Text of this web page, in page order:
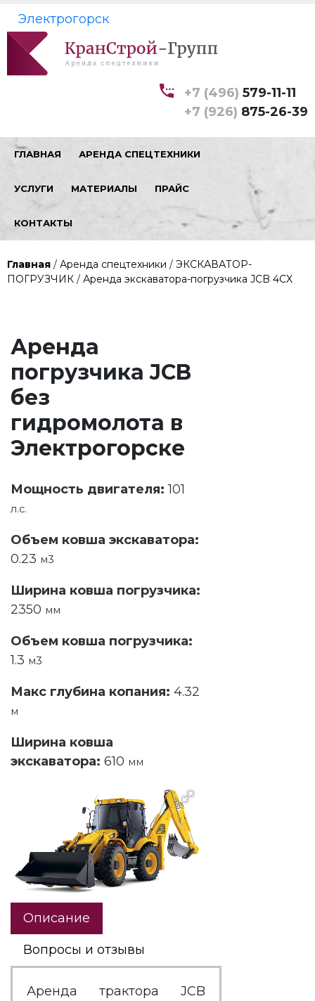
+7 (496) 579-11-11
+7 (926) 875-26-39
Электрогорск
ГЛАВНАЯ АРЕНДА СПЕЦТЕХНИКИ
УСЛУГИ МАТЕРИАЛЫ ПРАЙС
КОНТАКТЫ
Главная / Аренда спецтехники / ЭКСКАВАТОР-
ПОГРУЗЧИК / Аренда экскаватора-погрузчика JCB 4CX
Аренда
погрузчика JCB
без
гидромолота в
Электрогорске
Мощность двигателя: 101
л.с.
Объем ковша экскаватора:
0.23 м3
Ширина ковша погрузчика:
2350 мм
Объем ковша погрузчика:
1.3 м3
Макс глубина копания: 4.32
м
Ширина ковша
экскаватора: 610 мм
Описание
Вопросы и отзывы
Аренда трактора JCB